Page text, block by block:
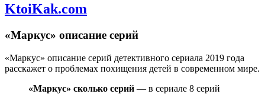
KtoiKak.com
«Маркус» описание серий
«Маркус» описание серий детективного сериала 2019 года
расскажет о проблемах похищения детей в современном мире.
«Маркус» сколько серий — в сериале 8 серий